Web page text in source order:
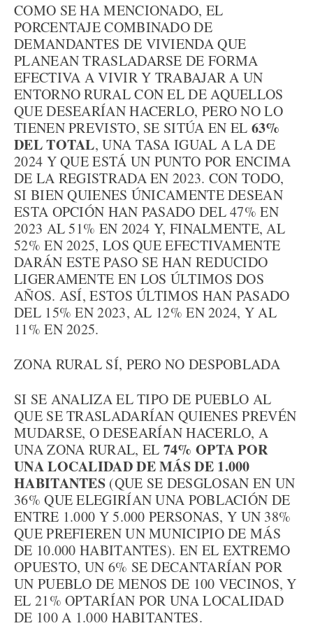
COMO SE HA MENCIONADO, EL
PORCENTAJE COMBINADO DE
DEMANDANTES DE VIVIENDA QUE
PLANEAN TRASLADARSE DE FORMA
EFECTIVA A VIVIR Y TRABAJAR A UN
ENTORNO RURAL CON EL DE AQUELLOS
QUE DESEARÍAN HACERLO, PERO NO LO
TIENEN PREVISTO, SE SITÚA EN EL 63%
DEL TOTAL, UNA TASA IGUAL A LA DE
2024 Y QUE ESTÁ UN PUNTO POR ENCIMA
DE LA REGISTRADA EN 2023. CON TODO,
SI BIEN QUIENES ÚNICAMENTE DESEAN
ESTA OPCIÓN HAN PASADO DEL 47% EN
2023 AL 51% EN 2024 Y, FINALMENTE, AL
52% EN 2025, LOS QUE EFECTIVAMENTE
DARÁN ESTE PASO SE HAN REDUCIDO
LIGERAMENTE EN LOS ÚLTIMOS DOS
AÑOS. ASÍ, ESTOS ÚLTIMOS HAN PASADO
DEL 15% EN 2023, AL 12% EN 2024, Y AL
11% EN 2025.
ZONA RURAL SÍ, PERO NO DESPOBLADA
SI SE ANALIZA EL TIPO DE PUEBLO AL
QUE SE TRASLADARÍAN QUIENES PREVÉN
MUDARSE, O DESEARÍAN HACERLO, A
UNA ZONA RURAL, EL 74% OPTA POR
UNA LOCALIDAD DE MÁS DE 1.000
HABITANTES (QUE SE DESGLOSAN EN UN
36% QUE ELEGIRÍAN UNA POBLACIÓN DE
ENTRE 1.000 Y 5.000 PERSONAS, Y UN 38%
QUE PREFIEREN UN MUNICIPIO DE MÁS
DE 10.000 HABITANTES). EN EL EXTREMO
OPUESTO, UN 6% SE DECANTARÍAN POR
UN PUEBLO DE MENOS DE 100 VECINOS, Y
EL 21% OPTARÍAN POR UNA LOCALIDAD
DE 100 A 1.000 HABITANTES.